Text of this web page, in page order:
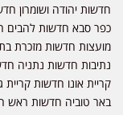
חדשות יהודה ושומרון
כפר סבא חדשות להבים
מועצות חדשות מזכרת
נתיבות חדשות נתניה
קריית אונו חדשות
באר טוביה חדשות ראש